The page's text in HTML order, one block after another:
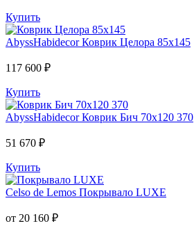
Купить
AbyssHabidecor Коврик Целора 85х145
117 600 ₽
Купить
AbyssHabidecor Коврик Бич 70х120 370
51 670 ₽
Купить
Celso de Lemos Покрывало LUXE
от 20 160 ₽